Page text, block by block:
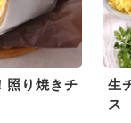
照り焼きチ
生
ス